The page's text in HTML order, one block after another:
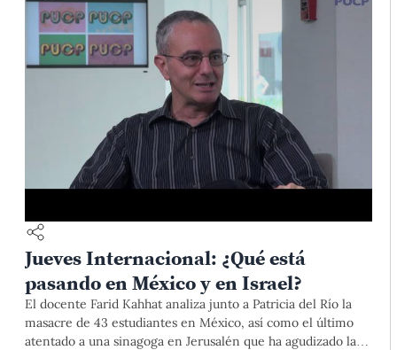
Jueves Internacional: ¿Qué está
pasando en México y en Israel?
El docente Farid Kahhat analiza junto a Patricia del Río la
masacre de 43 estudiantes en México, así como el último
atentado a una sinagoga en Jerusalén que ha agudizado la